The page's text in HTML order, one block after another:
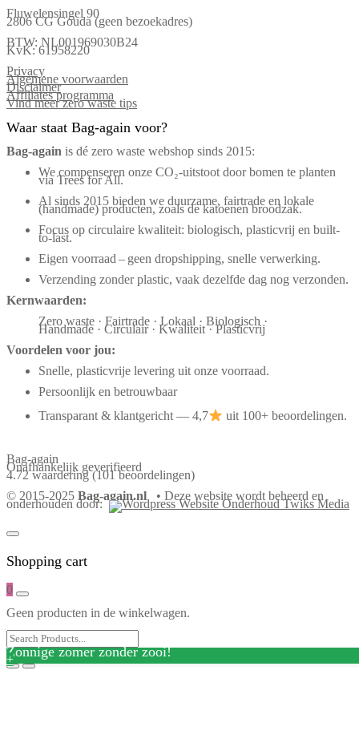
Fluwelensingel 90
2806 CG Gouda (geen bezoekadres)
BTW: NL001969030B24
KvK: 61958220
Privacy
Algemene voorwaarden
Disclaimer
Affiliates programma
Vind meer zero waste tips
Waar staat Bag-again voor?
Bag‑again is dé zero waste webshop sinds 2015:
We compenseren onze CO₂-uitstoot door bomen te planten
via Trees for All.
Al sinds 2015 bieden we duurzame, fairtrade en lokale
(handmade) producten, zoals de katoenen broodzak.
Focus op circulaire kwaliteit: biologisch, plasticvrij en built-
to-last.
Eigen voorraad – geen dropshipping, snelle verwerking.
Verzending zonder plastic, vaak dezelfde dag nog verzonden.
Kernwaarden:
Zero waste · Fairtrade · Lokaal · Biologisch ·
Handmade · Circulair · Kwaliteit · Plasticvrij
Voordelen voor jou:
Snelle, plasticvrije levering uit onze voorraad.
Persoonlijk en betrouwbaar
Transparant & klantgericht — 4,7
uit 100+ beoordelingen.
Bag-again
Onafhankelijk geverifieerd
4.72 waardering (101 beoordelingen)
© 2015-2025 Bag-again.nl • Deze website wordt beheerd en
onderhouden door:
Shopping cart
0
Geen producten in de winkelwagen.
Zonnige zomer zonder zooi!
+